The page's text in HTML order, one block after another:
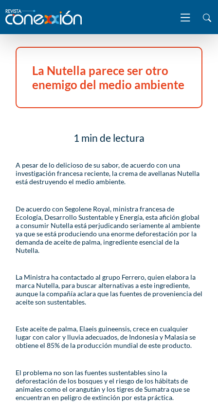
La Nutella parece ser otro
enemigo del medio ambiente
1 min de lectura
A pesar de lo delicioso de su sabor, de acuerdo con una
investigación francesa reciente, la crema de avellanas Nutella
está destruyendo el medio ambiente.
De acuerdo con Segolene Royal, ministra francesa de
Ecología, Desarrollo Sustentable y Energía, esta afición global
a consumir Nutella está perjudicando seriamente al ambiente
ya que se está produciendo una enorme deforestación por la
demanda de aceite de palma, ingrediente esencial de la
Nutella.
La Ministra ha contactado al grupo Ferrero, quien elabora la
marca Nutella, para buscar alternativas a este ingrediente,
aunque la compañía aclara que las fuentes de proveniencia del
aceite son sustentables.
Este aceite de palma, Elaeis guineensis, crece en cualquier
lugar con calor y lluvia adecuados, de Indonesia y Malasia se
obtiene el 85% de la producción mundial de este producto.
El problema no son las fuentes sustentables sino la
deforestación de los bosques y el riesgo de los hábitats de
animales como el orangután y los tigres de Sumatra que se
encuentran en peligro de extinción por esta práctica.